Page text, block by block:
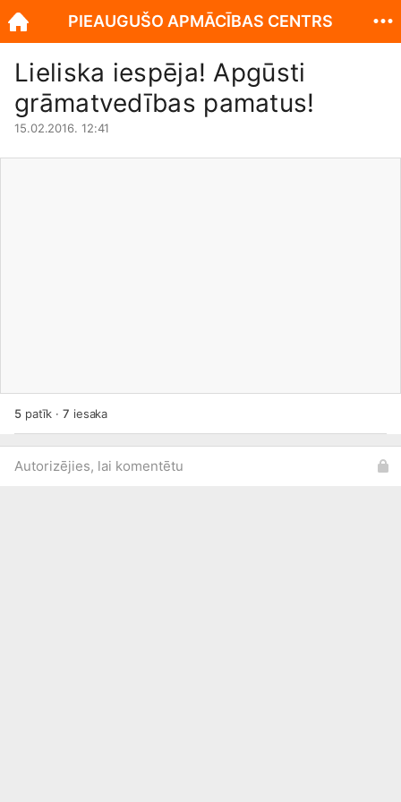
Lieliska iespēja! Apgūsti
grāmatvedības pamatus!
15.02.2016. 12:41
5patīk ·7 iesaka
Autorizējies, lai komentētu
PIEAUGUŠO APMĀCĪBAS CENTRS